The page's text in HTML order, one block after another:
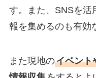
す。また、SNSを活
報を集めるのも有効
また現地のイベント